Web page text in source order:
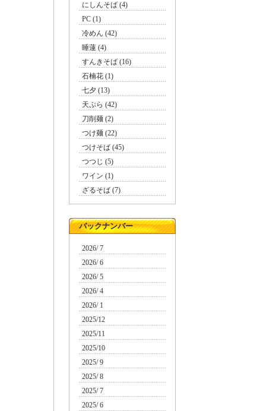
にしんそば (4)
PC (1)
冷めん (42)
睡蓮 (4)
すんきそば (16)
石楠花 (1)
七夕 (13)
天ぷら (42)
刀削麺 (2)
つけ麺 (22)
つけそば (45)
つつじ (5)
ワイン (1)
ざるそば (7)
バックナンバー
2026/ 7
2026/ 6
2026/ 5
2026/ 4
2026/ 1
2025/12
2025/11
2025/10
2025/ 9
2025/ 8
2025/ 7
2025/ 6